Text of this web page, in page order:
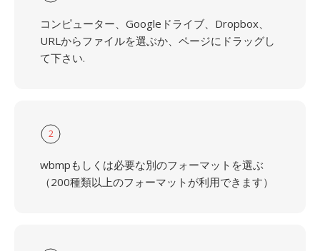
コンピューター、Googleドライブ、Dropbox、
URLからファイルを選ぶか、ページにドラッグし
て下さい.
2
wbmpもしくは必要な別のフォーマットを選ぶ
（200種類以上のフォーマットが利用できます）